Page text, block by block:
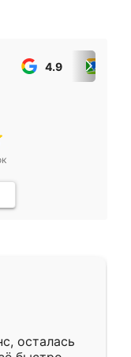
4.9
осталась